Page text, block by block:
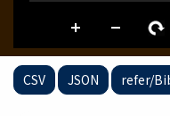
CSV JSON refer/